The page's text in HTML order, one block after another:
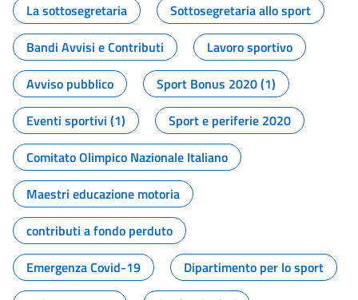
La sottosegretaria
Sottosegretaria allo sport
Bandi Avvisi e Contributi
Lavoro sportivo
Avviso pubblico
Sport Bonus 2020 (1)
Eventi sportivi (1)
Sport e periferie 2020
Comitato Olimpico Nazionale Italiano
Maestri educazione motoria
contributi a fondo perduto
Emergenza Covid-19
Dipartimento per lo sport